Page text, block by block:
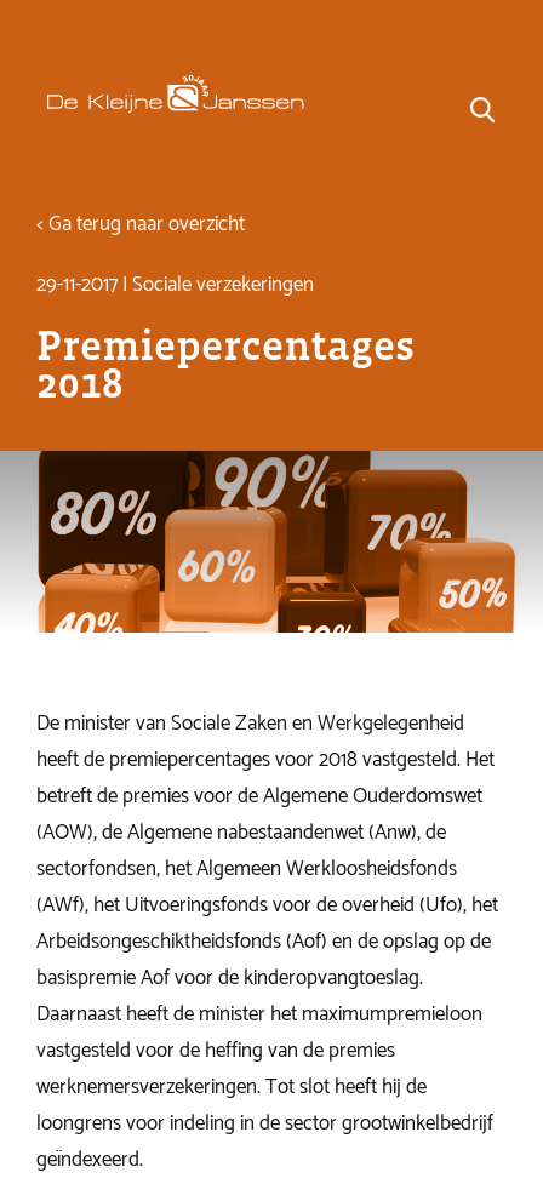
< Ga terug naar overzicht
29-11-2017 | Sociale verzekeringen
Premiepercentages
2018
De minister van Sociale Zaken en Werkgelegenheid
heeft de premiepercentages voor 2018 vastgesteld. Het
betreft de premies voor de Algemene Ouderdomswet
(AOW), de Algemene nabestaandenwet (Anw), de
sectorfondsen, het Algemeen Werkloosheidsfonds
(AWf), het Uitvoeringsfonds voor de overheid (Ufo), het
Arbeidsongeschiktheidsfonds (Aof) en de opslag op de
basispremie Aof voor de kinderopvangtoeslag.
Daarnaast heeft de minister het maximumpremieloon
vastgesteld voor de heffing van de premies
werknemersverzekeringen. Tot slot heeft hij de
loongrens voor indeling in de sector grootwinkelbedrijf
geïndexeerd.